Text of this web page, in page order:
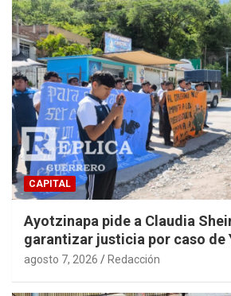
CAPITAL
Ayotzinapa pide a Claudia
garantizar justicia por caso de
agosto 7, 2026 Redacción